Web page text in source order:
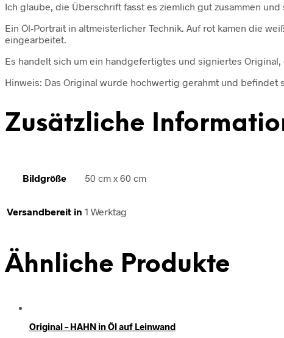
Ich glaube, die Überschrift fasst es ziemlich gut zusammen
Ein Öl-Portrait in altmeisterlicher Technik. Auf rot kamen die
eingearbeitet.
Es handelt sich um ein handgefertigtes und signiertes Original,
Hinweis: Das Original wurde hochwertig gerahmt und
Zusätzliche
Bildgröße 50 cm x 60 cm
Versandbereit in 1 Werktag
Ähnliche Produkte
Original – HAHN in Öl auf Leinwand